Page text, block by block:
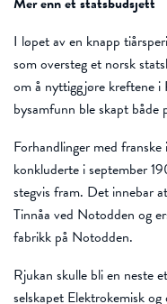
I løpet av en knapp
som oversteg et norsk
om å nyttiggjøre kreftene i
bysamfunn ble skapt
Forhandlinger med
konkluderte i september
stegvis fram. Det innebar
Tinnåa ved Notodden og
fabrikk på Notodden.
Rjukan skulle bli en neste
selskapet Elektrokemisk